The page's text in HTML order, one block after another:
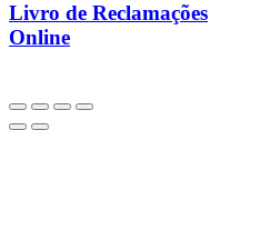
Livro de Reclamações
Online